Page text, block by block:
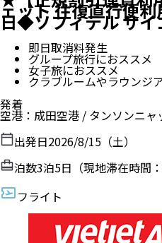
ェット 往復直行便
日◆ソフィテル サイ
即日取消料発生
グループ旅行におススメ
女子旅におススメ
クラブルームやラウンジ
発着
空港 ： 成田空港 / タンソンニャ
出発日2026/8/15（土）
泊数3泊5日（現地滞在時間：
フライト